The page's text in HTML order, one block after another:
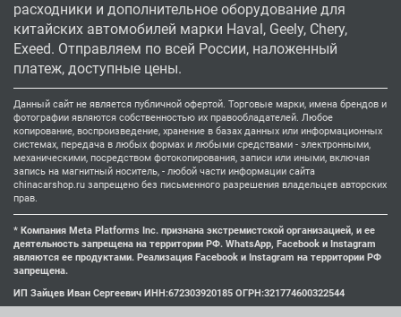
расходники и дополнительное оборудование для
китайских автомобилей марки Haval, Geely, Chery,
Exeed. Отправляем по всей России, наложенный
платеж, доступные цены.
Данный сайт не является публичной офертой. Торговые марки, имена брендов и
фотографии являются собственностью их правообладателей. Любое
копирование, воспроизведение, хранение в базах данных или информационных
системах, передача в любых формах и любыми средствами - электронными,
механическими, посредством фотокопирования, записи или иными, включая
запись на магнитный носитель, - любой части информации сайта
chinacarshop.ru запрещено без письменного разрешения владельцев авторских
прав.
* Компания Meta Platforms Inc. признана экстремистской организацией, и ее
деятельность запрещена на территории РФ. WhatsApp, Facebook и Instagram
являются ее продуктами. Реализация Facebook и Instagram на территории РФ
запрещена.
ИП Зайцев Иван Сергеевич ИНН:672303920185 ОГРН:321774600322544